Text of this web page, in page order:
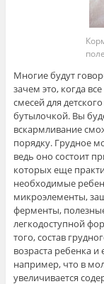
Многие будут
зачем это, когда
смесей для
бутылочкой. Вы
вскармливание
порядку. Грудное
ведь оно состоит
которых еще
необходимые
микроэлементы,
ферменты,
легкодоступной
того, состав
возраста ребенка
например, что в
увеличивается